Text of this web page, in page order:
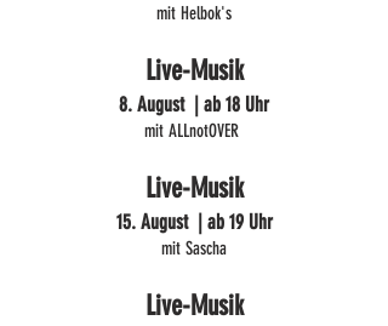
mit Helbok's
Live-Musik
8. August | ab 18 Uhr
mit ALLnotOVER
Live-Musik
15. August | ab 19 Uhr
mit Sascha
Live-Musik